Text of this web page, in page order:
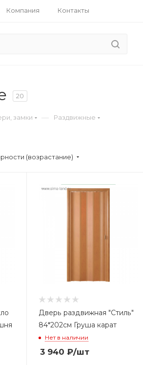
Компания Контакты
20
замки — Раздвижные
(возрастание)
Дверь раздвижная "Стиль"
84*202см Груша карат
Нет в наличии
3 940 ₽/шт